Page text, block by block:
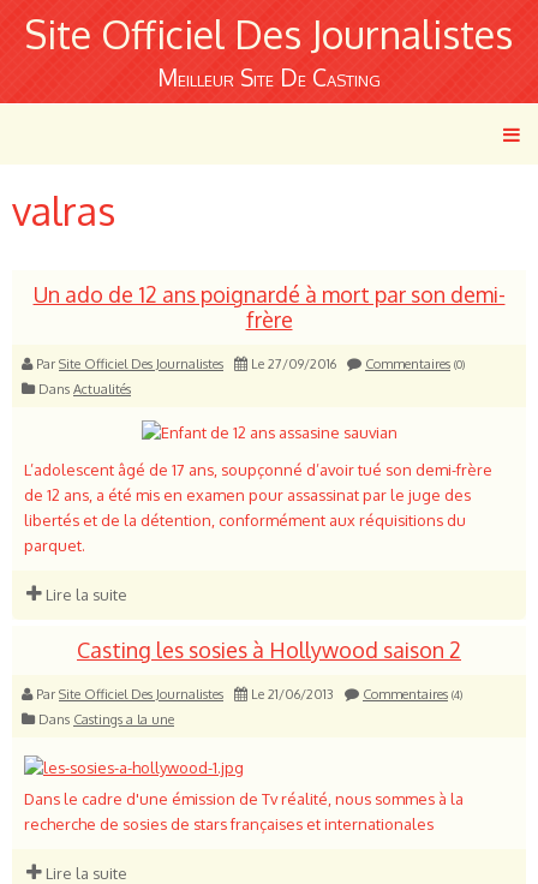
Site Officiel Des Journalistes
Meilleur Site De Casting
valras
Un ado de 12 ans poignardé à mort par son demi-
frère
Par Site Officiel Des Journalistes Le 27/09/2016 Commentaires (0)
Dans Actualités
L’adolescent âgé de 17 ans, soupçonné d’avoir tué son demi-frère
de 12 ans, a été mis en examen pour assassinat par le juge des
libertés et de la détention, conformément aux réquisitions du
parquet.
Lire la suite
Casting les sosies à Hollywood saison 2
Par Site Officiel Des Journalistes Le 21/06/2013 Commentaires (4)
Dans Castings a la une
Dans le cadre d'une émission de Tv réalité, nous sommes à la
recherche de sosies de stars françaises et internationales
Lire la suite